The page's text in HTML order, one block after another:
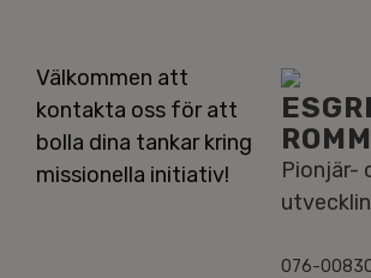
Välkommen att
kontakta oss för att
bolla dina tankar kring
missionella initiativ!
Pionjär-
076-